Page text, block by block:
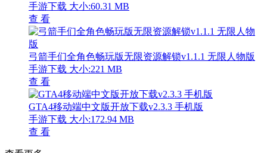
手游下载 大小:60.31 MB
查 看
弓箭手们全角色畅玩版无限资源解锁v1.1.1 无限人物版
手游下载 大小:221 MB
查 看
GTA4移动端中文版开放下载v2.3.3 手机版
手游下载 大小:172.94 MB
查 看